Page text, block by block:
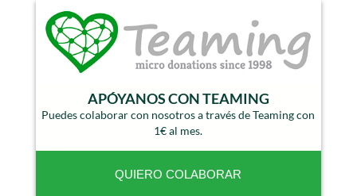
APÓYANOS CON TEAMING
Puedes colaborar con nosotros a través de Teaming con
1€ al mes.
QUIERO COLABORAR